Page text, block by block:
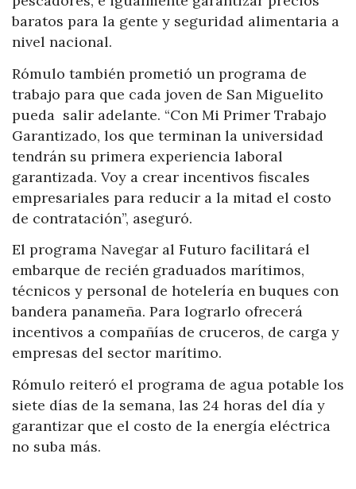
baratos para la gente y seguridad alimentaria a
nivel nacional.
Rómulo también prometió un programa de
trabajo para que cada joven de San Miguelito
pueda salir adelante. “Con Mi Primer Trabajo
Garantizado, los que terminan la universidad
tendrán su primera experiencia laboral
garantizada. Voy a crear incentivos fiscales
empresariales para reducir a la mitad el costo
de contratación”, aseguró.
El programa Navegar al Futuro facilitará el
embarque de recién graduados marítimos,
técnicos y personal de hotelería en buques con
bandera panameña. Para lograrlo ofrecerá
incentivos a compañías de cruceros, de carga y
empresas del sector marítimo.
Rómulo reiteró el programa de agua potable los
siete días de la semana, las 24 horas del día y
garantizar que el costo de la energía eléctrica
no suba más.